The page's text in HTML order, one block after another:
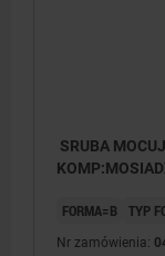
SRUBA
FORMA=B TYP
Nr zamówienia: